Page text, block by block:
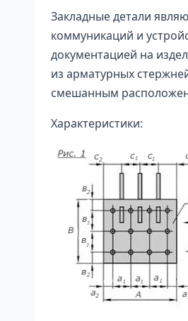
Закладные детали
коммуникаций и
документацией на
из арматурных
смешанным
Характеристики: